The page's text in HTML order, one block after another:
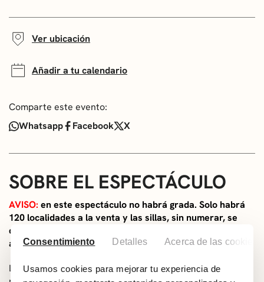
Consentimiento Detalles Acerca de las cookies
Usamos cookies para mejorar tu experiencia de
Ver ubicación
Añadir a tu calendario
Comparte este evento:
Whatsapp
Facebook X
SOBRE EL ESPECTÁCULO
AVISO: en este espectáculo no habrá grada. Solo habrá
120 localidades a la venta y las sillas, sin numerar, se
dispondrán en el espacio escénico, alrededor de las/los
artistas.
La ira neumáticaes una performance que investiga la